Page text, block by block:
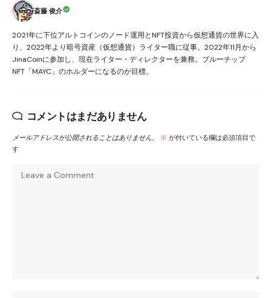
斎藤 俊介
2021年に下位アルトコインのノード運用とNFT投資から仮想通貨の世界に入
り、2022年より暗号資産（仮想通貨）ライター職に従事。2022年11月から
JinaCoinに参加し、現在ライター・ディレクターを兼務。ブルーチップ
NFT「MAYC」のホルダーになるのが目標。
コメントはまだありません
メールアドレスが公開されることはありません。 ※ が付いている欄は必須項目で
す